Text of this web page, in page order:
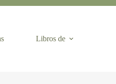
Libros de